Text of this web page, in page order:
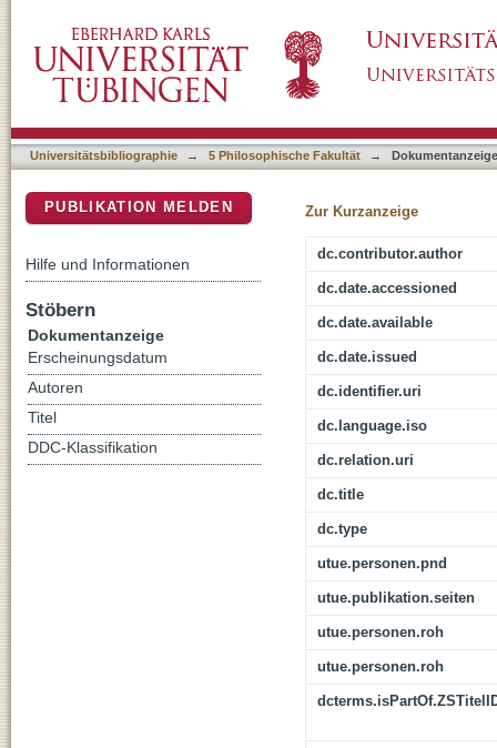
Universitätsbibliographie → 5 Philosophische Fakultät → Dokumentanzeige
Zur Kurzanzeige
dc.contributor.author
dc.date.accessioned
dc.date.available
dc.date.issued
dc.identifier.uri
dc.language.iso
dc.relation.uri
dc.title
dc.type
utue.personen.pnd
utue.publikation.seiten
utue.personen.roh
utue.personen.roh
PUBLIKATION MELDEN
Hilfe und Informationen
Stöbern
Dokumentanzeige
Erscheinungsdatum
Autoren
Titel
DDC-Klassifikation